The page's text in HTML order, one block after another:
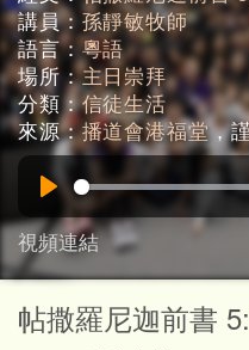
講員： 孫靜敏牧師
語言：粵語
場所：主日崇拜
分類：信徒生活
來源：播道會港福堂，
視頻連結
帖撒羅尼迦前書